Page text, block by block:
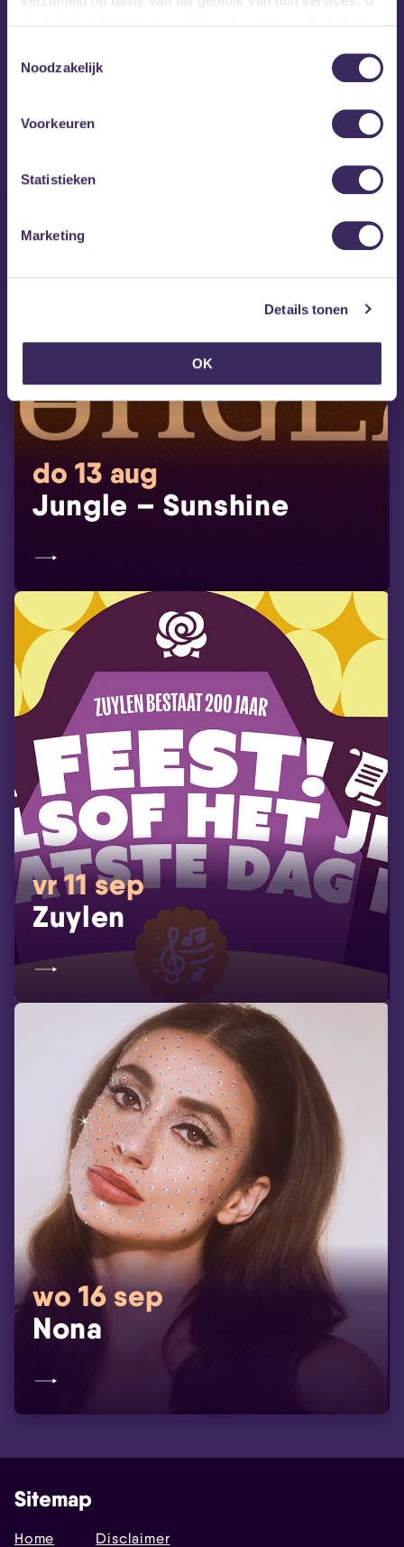
Noodzakelijk
Voorkeuren
Statistieken
Marketing
Details tonen
OK
MEZZ tipt
do 13 aug
Jungle – Sunshine
vr 11 sep
Zuylen
wo 16 sep
Nona
Sitemap
Home Disclaimer